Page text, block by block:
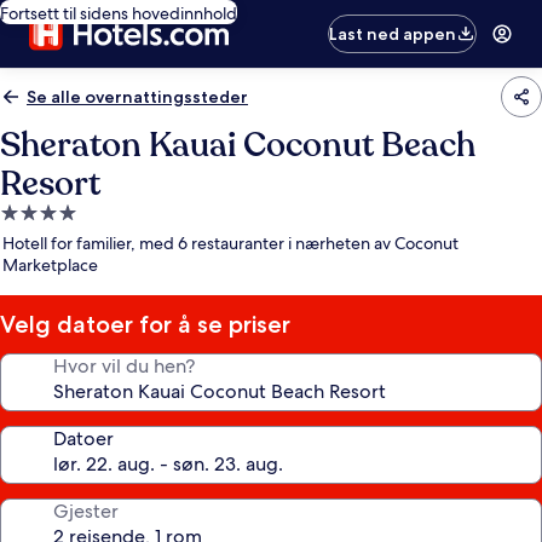
Fortsett til sidens hovedinnhold
Last ned appen
Se alle overnattingssteder
Sheraton Kauai Coconut Beach
Resort
Overnattingssted
med
4.0
stjerner
Hotell for familier, med 6 restauranter i nærheten av Coconut
Marketplace
Velg datoer for å se priser
Hvor vil du hen?
Datoer
Gjester